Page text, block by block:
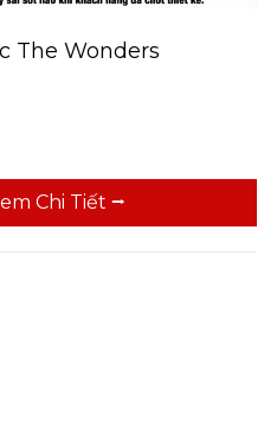
The Wonders
Chi Tiết ⭢